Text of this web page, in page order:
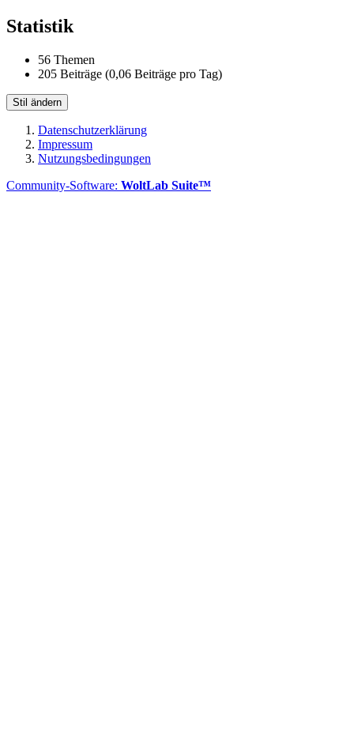
Statistik
56 Themen
205 Beiträge (0,06 Beiträge pro Tag)
Stil ändern
Datenschutzerklärung
Impressum
Nutzungsbedingungen
Community-Software: WoltLab Suite™